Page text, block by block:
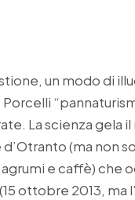
un modo di
La scienza gela
(ma non
e caffè) che
ottobre 2013,